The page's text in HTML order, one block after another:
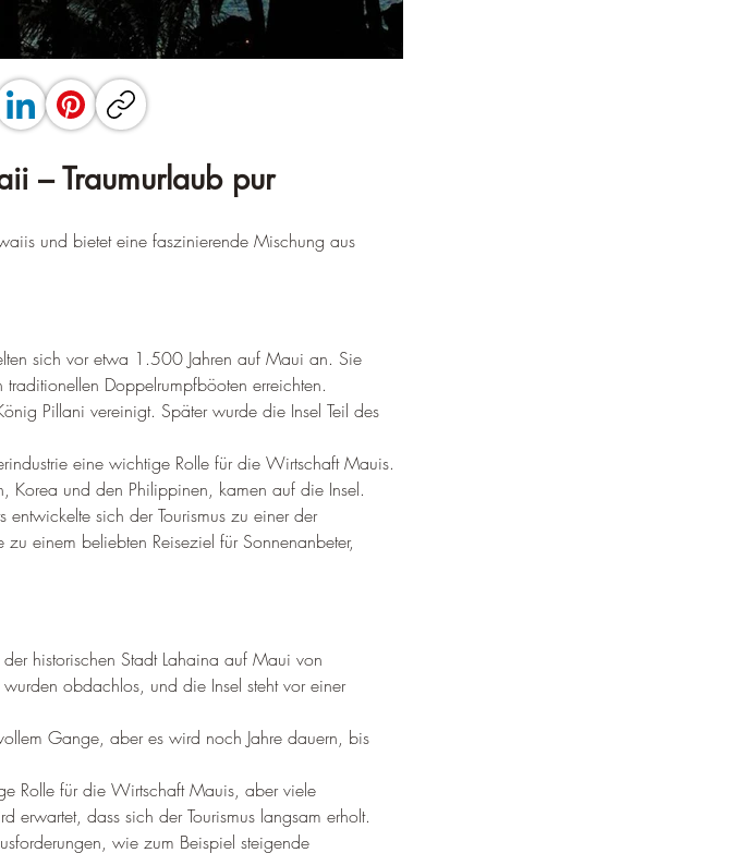
– Traumurlaub pur
und bietet eine faszinierende Mischung aus
sich vor etwa 1.500 Jahren auf Maui an. Sie
Doppelrumpfböoten erreichten.
Pillani vereinigt. Später wurde die Insel Teil des
eine wichtige Rolle für die Wirtschaft Mauis.
Korea und den Philippinen, kamen auf die Insel.
sich der Tourismus zu einer der
einem beliebten Reiseziel für Sonnenanbeter,
historischen Stadt Lahaina auf Maui von
obdachlos, und die Insel steht vor einer
Gange, aber es wird noch Jahre dauern, bis
Rolle für die Wirtschaft Mauis, aber viele
erwartet, dass sich der Tourismus langsam erholt.
wie zum Beispiel steigende